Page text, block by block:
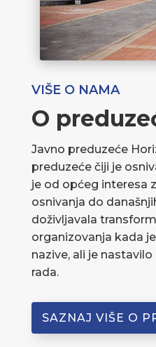
VIŠE O NAMA
O
Javno preduzeće
preduzeće čiji je
je od općeg interesa
osnivanja do
doživljavala
organizovanja kada
nazive, ali je
rada.
SAZNAJ VIŠE O